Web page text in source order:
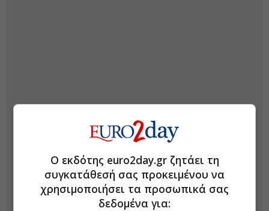
Ο εκδότης euro2day.gr ζητάει τη
συγκατάθεσή σας προκειμένου να
χρησιμοποιήσει τα προσωπικά σας
δεδομένα για: